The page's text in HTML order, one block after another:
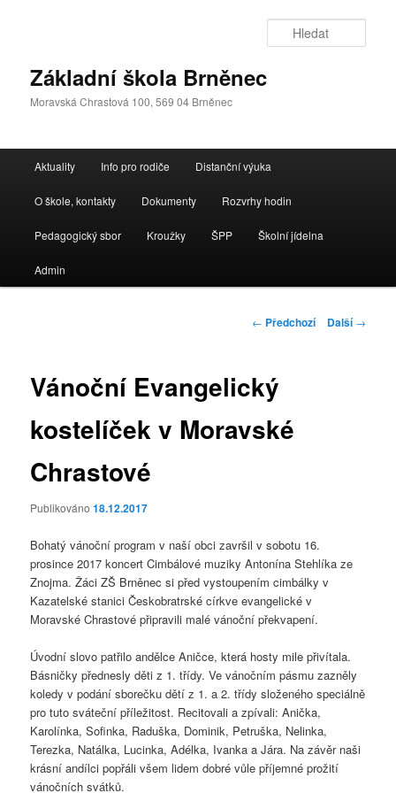
Základní škola Brněnec
Moravská Chrastová 100, 569 04 Brněnec
navigační
Aktuality Info pro rodiče Distanční výuka
O škole, kontakty Dokumenty Rozvrhy hodin
Pedagogický sbor Kroužky ŠPP Školní jídelna
Admin
Navigace
← Předchozí Další→
Vánoční Evangelický
kostelíček v Moravské
Chrastové
Publikováno18.12.2017
Bohatý vánoční program v naší obci završil v sobotu 16.
prosince 2017 koncert Cimbálové muziky Antonína Stehlíka ze
Znojma. Žáci ZŠ Brněnec si před vystoupením cimbálky v
Kazatelské stanici Českobratrské církve evangelické v
Moravské Chrastové připravili malé vánoční překvapení.
Úvodní slovo patřilo andělce Aničce, která hosty mile přivítala.
Básničky přednesly děti z 1. třídy. Ve vánočním pásmu zazněly
koledy v podání sborečku dětí z 1. a 2. třídy složeného speciálně
pro tuto sváteční příležitost. Recitovali a zpívali: Anička,
Karolínka, Sofinka, Raduška, Dominik, Petruška, Nelinka,
Terezka, Natálka, Lucinka, Adélka, Ivanka a Jára. Na závěr naši
krásní andílci popřáli všem lidem dobré vůle příjemné prožití
vánočních svátků.